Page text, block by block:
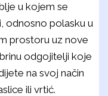
u kojem se
odnosno polasku u
prostoru uz nove
odgojitelji koje
na svoj način
ili vrtić.